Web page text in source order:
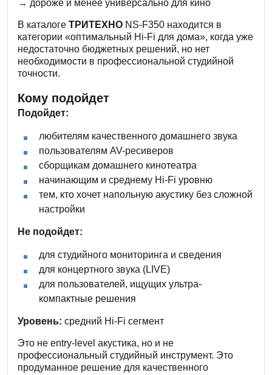
→ дороже и менее универсально для кино
В каталоге ТРИТЕХНО NS-F350 находится в
категории «оптимальный Hi-Fi для дома», когда уже
недостаточно бюджетных решений, но нет
необходимости в профессиональной студийной
точности.
Кому подойдет
Подойдет:
любителям качественного домашнего звука
пользователям AV-ресиверов
сборщикам домашнего кинотеатра
начинающим и среднему Hi-Fi уровню
тем, кто хочет напольную акустику без сложной
настройки
Не подойдет:
для студийного мониторинга и сведения
для концертного звука (LIVE)
для пользователей, ищущих ультра-
компактные решения
Уровень: средний Hi-Fi сегмент
Это не entry-level акустика, но и не
профессиональный студийный инструмент. Это
продуманное решение для качественного